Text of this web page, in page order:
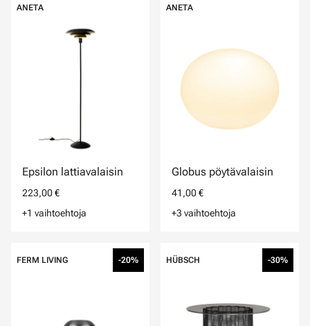
ANETA
Epsilon lattiavalaisin
223,00 €
+1 vaihtoehtoja
ANETA
Globus pöytävalaisin
41,00 €
+3 vaihtoehtoja
FERM LIVING -20% HÜBSCH -30%